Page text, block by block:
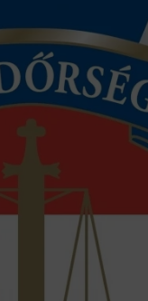
Karinthy
Az ördög még
Mindenki a